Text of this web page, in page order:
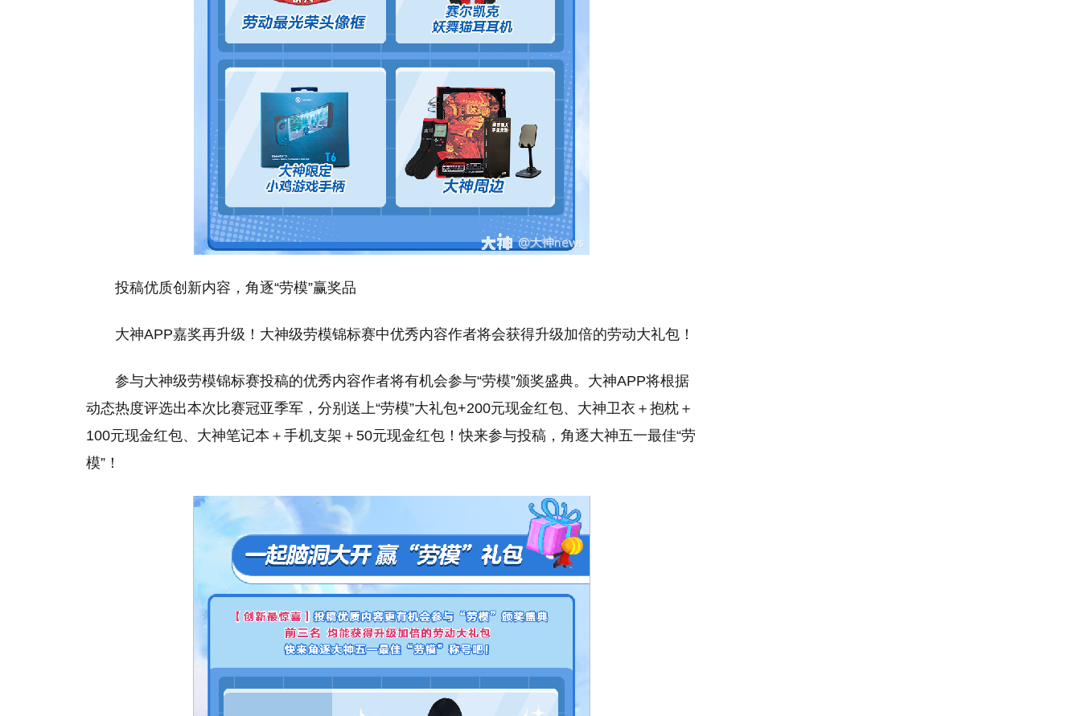
投稿优质创新内容，角逐“劳模”赢奖品
大神APP嘉奖再升级！大神级劳模锦标赛中优秀内容作者将会获得升级加倍的劳动大礼包！
参与大神级劳模锦标赛投稿的优秀内容作者将有机会参与“劳模”颁奖盛典。大神APP将根据
动态热度评选出本次比赛冠亚季军，分别送上“劳模”大礼包+200元现金红包、大神卫衣＋抱枕＋
100元现金红包、大神笔记本＋手机支架＋50元现金红包！快来参与投稿，角逐大神五一最佳“劳
模”！